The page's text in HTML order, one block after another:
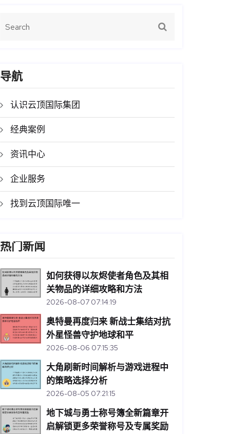
导航
认识云顶国际集团
经典案例
资讯中心
企业服务
找到云顶国际唯一
热门新闻
如何获得以灰烬使者角色及其相
关物品的详细攻略和方法
2026-08-07 07:14:19
奥特曼再度归来 新战士集结对抗
外星怪兽守护地球和平
2026-08-06 07:15:35
大角刷新时间解析与游戏进程中
的策略选择分析
2026-08-05 07:21:15
地下城与勇士称号簿全新篇章开
启解锁更多荣誉称号及专属奖励